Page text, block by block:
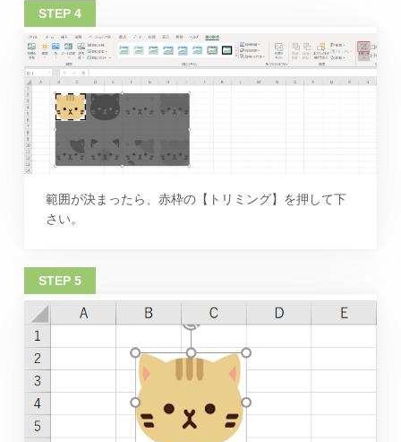
範囲が決まったら、赤枠の【トリミング】を押して下
さい。